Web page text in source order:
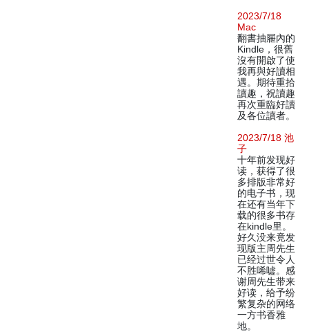
2023/7/18
Mac
翻書抽屜內的
Kindle，很舊
沒有開啟了使
我再與好讀相
遇。期待重拾
讀趣，祝讀趣
再次重臨好讀
及各位讀者。
2023/7/18 池
子
十年前发现好
读，获得了很
多排版非常好
的电子书，现
在还有当年下
载的很多书存
在kindle里。
好久没来竟发
现版主周先生
已经过世令人
不胜唏嘘。感
谢周先生带来
好读，给予纷
繁复杂的网络
一方书香雅
地。